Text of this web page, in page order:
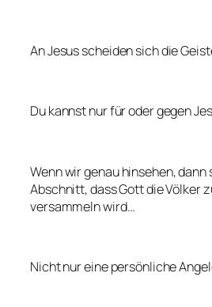
An Jesus scheiden sich die
Du kannst nur für oder gegen
Wenn wir genau hinsehen, dann
Abschnitt, dass Gott die Völker
versammeln wird…
Nicht nur eine persönliche